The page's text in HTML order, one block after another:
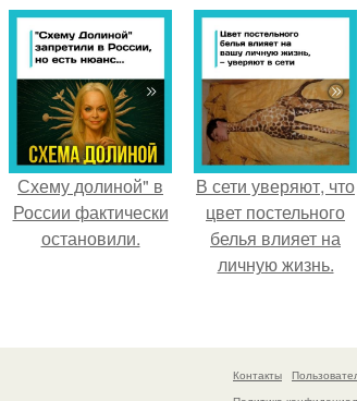
Схему долиной" в
России фактически
остановили.
В сети уверяют, что
цвет постельного
белья влияет на
личную жизнь.
Контакты